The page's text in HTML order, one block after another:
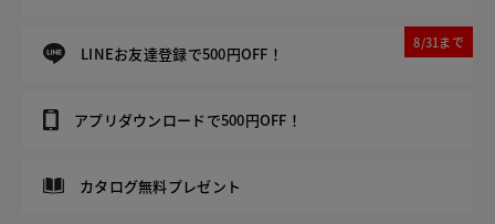
LINEお友達登録で500円OFF！
8/31まで
アプリダウンロードで500円OFF！
カタログ無料プレゼント